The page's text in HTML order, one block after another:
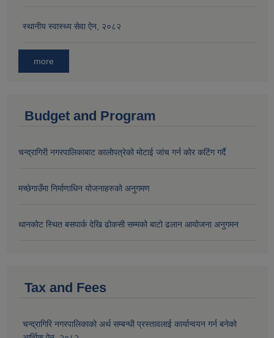
स्थानीय स्वास्थ्य सेवा ऐन, २०८२
more
Budget and Program
चन्द्रागिरी नगरपालिकाबाट कालोपत्रेको मोटाई जांच गर्न कोर कटिंग गर्दै
मच्छेगाउँमा निर्माणाधिन योजनाहरुको अनुगमण
थानकोट स्थित बसपार्क देखि ढोकसी सम्मको बाटो ढलान आयोजना अनुगमन
Tax and Fees
चन्द्रागिरि नगरपालिकाको अर्थ सम्बन्धी प्रस्तावलाई कार्यान्वयन गर्न बनेको